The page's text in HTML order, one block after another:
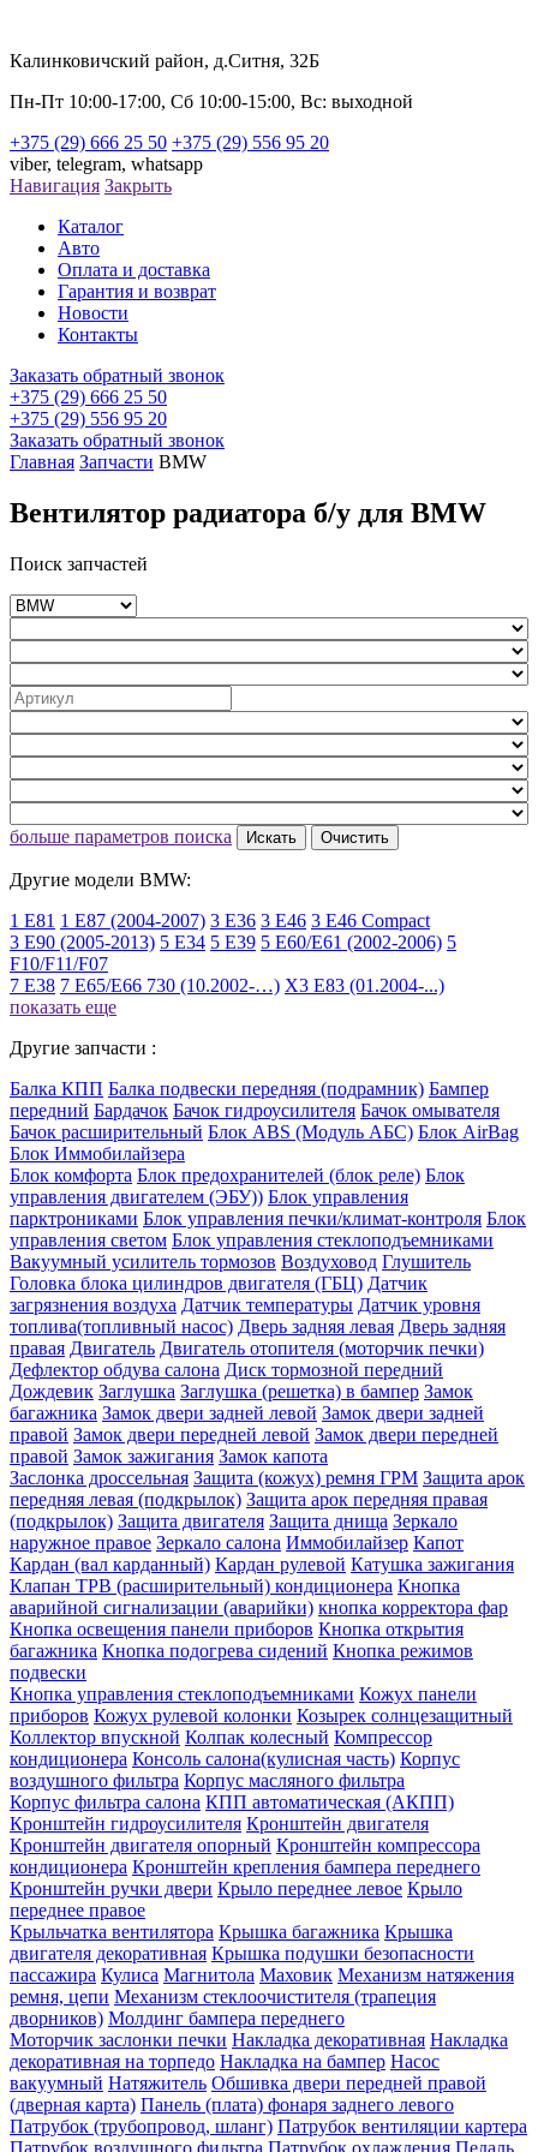
Калинковичский район, д.Ситня, 32Б
Пн-Пт 10:00-17:00, Сб 10:00-15:00, Вс: выходной
+375 (29) 666 25 50 +375 (29) 556 95 20
viber, telegram, whatsapp
Навигация Закрыть
Каталог
Авто
Оплата и доставка
Гарантия и возврат
Новости
Контакты
Заказать обратный звонок
+375 (29) 666 25 50
+375 (29) 556 95 20
Заказать обратный звонок
Главная Запчасти BMW
Вентилятор радиатора б/у для BMW
Поиск запчастей
больше параметров поиска Искать Очистить
Другие модели BMW:
1 E81 1 E87 (2004-2007) 3 E36 3 E46 3 E46 Compact
3 E90 (2005-2013) 5 E34 5 E39 5 E60/E61 (2002-2006) 5
F10/F11/F07
7 E38 7 E65/E66 730 (10.2002-…) X3 E83 (01.2004-...)
показать еще
Другие запчасти :
Балка КПП Балка подвески передняя (подрамник) Бампер
передний Бардачок Бачок гидроусилителя Бачок омывателя
Бачок расширительный Блок ABS (Модуль АБС) Блок AirBag
Блок Иммобилайзера
Блок комфорта Блок предохранителей (блок реле) Блок
управления двигателем (ЭБУ)) Блок управления
парктрониками Блок управления печки/климат-контроля Блок
управления светом Блок управления стеклоподъемниками
Вакуумный усилитель тормозов Воздуховод Глушитель
Головка блока цилиндров двигателя (ГБЦ) Датчик
загрязнения воздуха Датчик температуры Датчик уровня
топлива(топливный насос) Дверь задняя левая Дверь задняя
правая Двигатель Двигатель отопителя (моторчик печки)
Дефлектор обдува салона Диск тормозной передний
Дождевик Заглушка Заглушка (решетка) в бампер Замок
багажника Замок двери задней левой Замок двери задней
правой Замок двери передней левой Замок двери передней
правой Замок зажигания Замок капота
Заслонка дроссельная Защита (кожух) ремня ГРМ Защита арок
передняя левая (подкрылок) Защита арок передняя правая
(подкрылок) Защита двигателя Защита днища Зеркало
наружное правое Зеркало салона Иммобилайзер Капот
Кардан (вал карданный) Кардан рулевой Катушка зажигания
Клапан ТРВ (расширительный) кондиционера Кнопка
аварийной сигнализации (аварийки) кнопка корректора фар
Кнопка освещения панели приборов Кнопка открытия
багажника Кнопка подогрева сидений Кнопка режимов
подвески
Кнопка управления стеклоподъемниками Кожух панели
приборов Кожух рулевой колонки Козырек солнцезащитный
Коллектор впускной Колпак колесный Компрессор
кондиционера Консоль салона(кулисная часть) Корпус
воздушного фильтра Корпус масляного фильтра
Корпус фильтра салона КПП автоматическая (АКПП)
Кронштейн гидроусилителя Кронштейн двигателя
Кронштейн двигателя опорный Кронштейн компрессора
кондиционера Кронштейн крепления бампера переднего
Кронштейн ручки двери Крыло переднее левое Крыло
переднее правое
Крыльчатка вентилятора Крышка багажника Крышка
двигателя декоративная Крышка подушки безопасности
пассажира Кулиса Магнитола Маховик Механизм натяжения
ремня, цепи Механизм стеклоочистителя (трапеция
дворников) Молдинг бампера переднего
Моторчик заслонки печки Накладка декоративная Накладка
декоративная на торпедо Накладка на бампер Насос
вакуумный Натяжитель Обшивка двери передней правой
(дверная карта) Панель (плата) фонаря заднего левого
Патрубок (трубопровод, шланг) Патрубок вентиляции картера
Патрубок воздушного фильтра Патрубок охлаждения Педаль